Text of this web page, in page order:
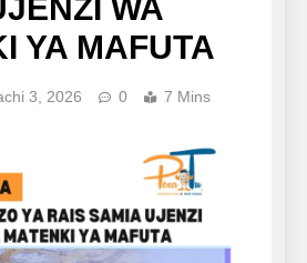
WA
YA MAFUTA
3, 2026 0 7 Mins